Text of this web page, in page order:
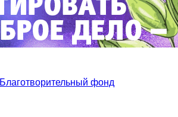
Благотворительный фонд